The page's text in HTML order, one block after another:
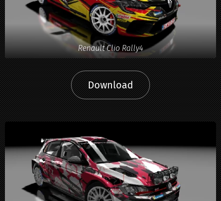
Renault Clio Rally4
Download